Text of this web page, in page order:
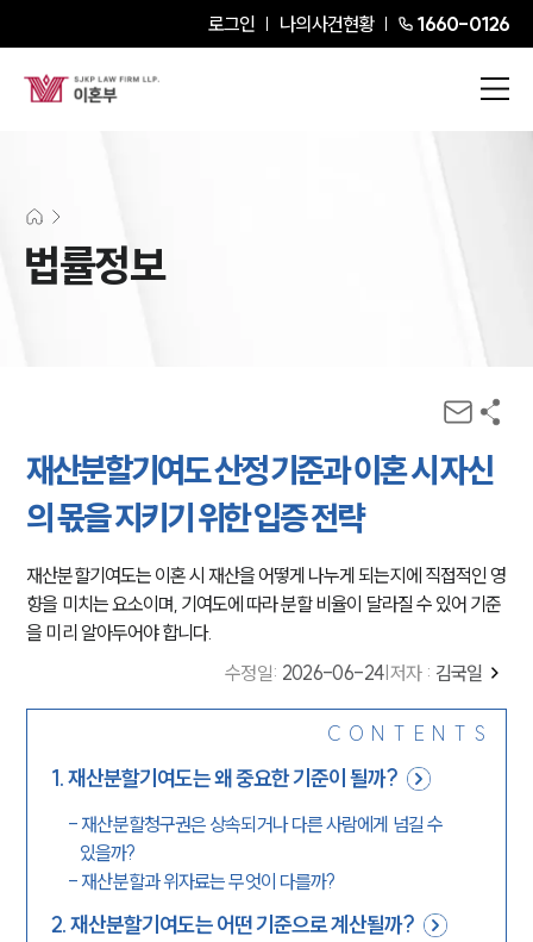
로그인 나의사건현황 1660-0126
법률정보
재산분할기여도 산정 기준과 이혼 시 자신
의 몫을 지키기 위한 입증 전략
재산분할기여도는 이혼 시 재산을 어떻게 나누게 되는지에 직접적인 영
향을 미치는 요소이며, 기여도에 따라 분할 비율이 달라질 수 있어 기준
을 미리 알아두어야 합니다.
수정일: 2026-06-24 저자 : 김국일
CONTENTS
1.재산분할기여도는 왜 중요한 기준이 될까?
- 재산분할청구권은 상속되거나 다른 사람에게 넘길 수
있을까?
- 재산분할과 위자료는 무엇이 다를까?
2.재산분할기여도는 어떤 기준으로 계산될까?